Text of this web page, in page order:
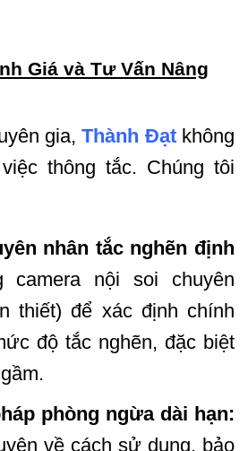
Giá và Tư Vấn Nâng
gia,Thành Đạt không
thông tắc. Chúng tôi
nhân tắc nghẽn định
camera nội soi chuyên
thiết) để xác định chính
độ tắc nghẽn, đặc biệt
phòng ngừa dài hạn:
về cách sử dụng, bảo